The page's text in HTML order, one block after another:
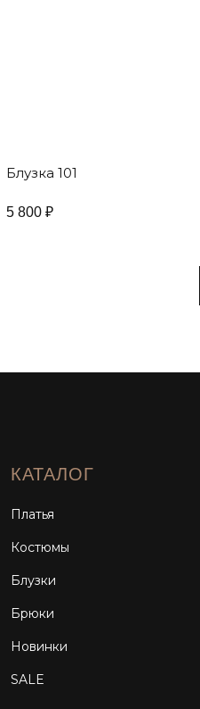
Блузка 101
5 800 ₽
КАТАЛОГ
Платья
Костюмы
Блузки
Брюки
Новинки
SALE